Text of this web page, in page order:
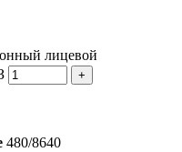
лицевой
480/8640